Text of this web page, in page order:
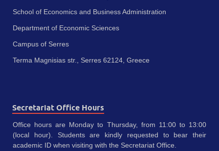
School of Economics and Business Administration
Department of Economic Sciences
Campus of Serres
Terma Magnisias str., Serres 62124, Greece
Secretariat Office Hours
Office hours are Monday to Thursday, from 11:00 to 13:00
(local hour). Students are kindly requested to bear their
academic ID when visiting with the Secretariat Office.